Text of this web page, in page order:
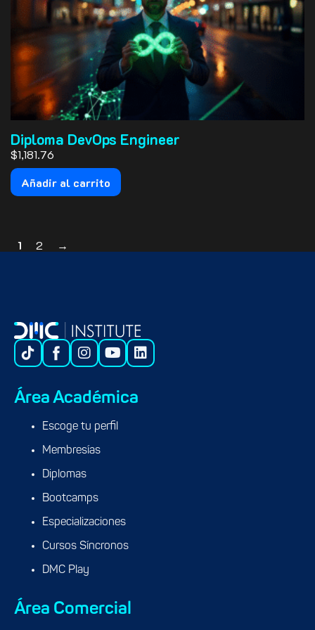
Diploma DevOps Engineer
$1,181.76
Añadir al carrito
1 2 →
Área Académica
Escoge tu perfil
Membresías
Diplomas
Bootcamps
Especializaciones
Cursos Síncronos
DMC Play
Área Comercial